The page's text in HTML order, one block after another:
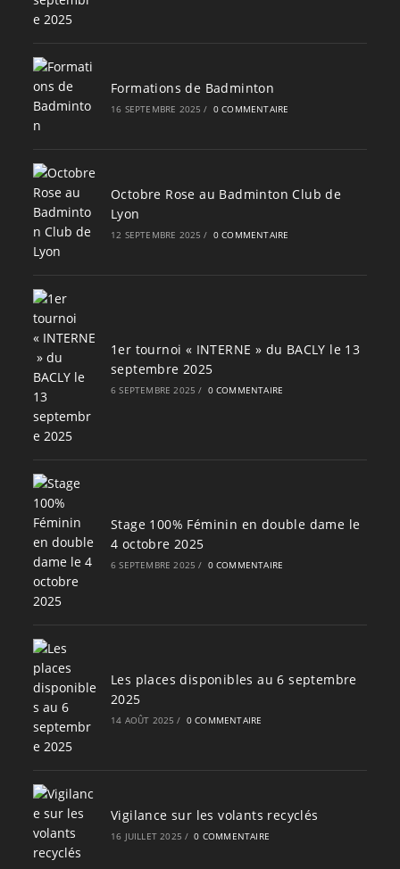
Formations de Badminton
16 SEPTEMBRE 2025 / 0 COMMENTAIRE
Octobre Rose au Badminton Club de
Lyon
12 SEPTEMBRE 2025 / 0 COMMENTAIRE
1er tournoi « INTERNE » du BACLY le 13
septembre 2025
6 SEPTEMBRE 2025 / 0 COMMENTAIRE
Stage 100% Féminin en double dame le
4 octobre 2025
6 SEPTEMBRE 2025 / 0 COMMENTAIRE
Les places disponibles au 6 septembre
2025
14 AOÛT 2025 / 0 COMMENTAIRE
Vigilance sur les volants recyclés
16 JUILLET 2025 / 0 COMMENTAIRE